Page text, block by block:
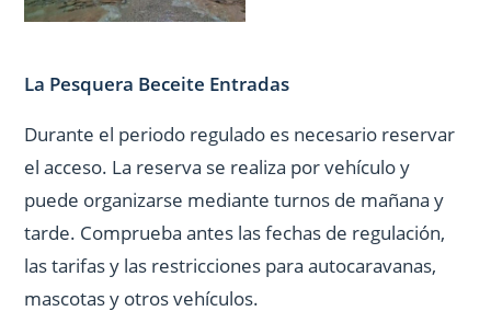
La Pesquera Beceite Entradas
Durante el periodo regulado es necesario reservar
el acceso. La reserva se realiza por vehículo y
puede organizarse mediante turnos de mañana y
tarde. Comprueba antes las fechas de regulación,
las tarifas y las restricciones para autocaravanas,
mascotas y otros vehículos.